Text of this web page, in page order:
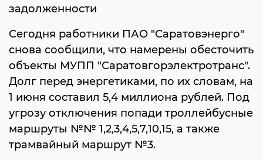
задолженности
Сегодня работники ПАО "Саратовэнерго"
снова сообщили, что намерены обесточить
объекты МУПП "Саратовгорэлектротранс".
Долг перед энергетиками, по их словам, на
1 июня составил 5,4 миллиона рублей. Под
угрозу отключения попади троллейбусные
маршруты №№ 1,2,3,4,5,7,10,15, а также
трамвайный маршрут №3.